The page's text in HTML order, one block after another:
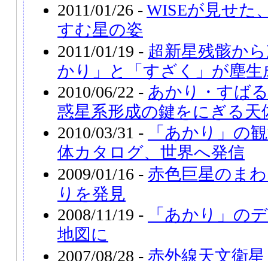
2011/01/26 -WISEが見せた
すむ星の姿
2011/01/19 - 超新星残骸か
かり」と「すざく」が塵
2010/06/22 - あかり・すば
惑星系形成の鍵をにぎる天
2010/03/31 -
「あかり」の
体カタログ、世界へ発信
2009/01/16 - 赤色巨星のま
りを発見
2008/11/19 -
「あかり」の
地図に
2007/08/28 - 赤外線天文衛